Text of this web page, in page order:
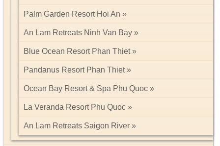
Palm Garden Resort Hoi An
An Lam Retreats Ninh Van Bay
Blue Ocean Resort Phan Thiet
Pandanus Resort Phan Thiet
Ocean Bay Resort & Spa Phu Quoc
La Veranda Resort Phu Quoc
An Lam Retreats Saigon River